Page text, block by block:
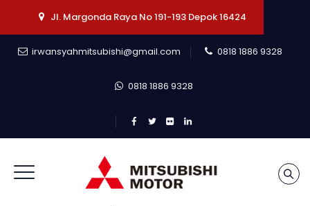
Jl. Margonda Raya No 191-193 Depok 16424
irwansyahmitsubishi@gmail.com 0818 1886 9328
0818 1886 9328